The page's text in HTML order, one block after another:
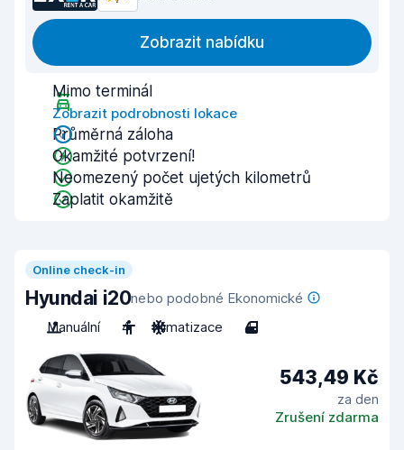
Zobrazit nabídku
Mimo terminál
Zobrazit podrobnosti lokace
Průměrná záloha
Okamžité potvrzení!
Neomezený počet ujetých kilometrů
Zaplatit okamžitě
Online check-in
Hyundai i20nebo podobné Ekonomické
Manuální
4 Klimatizace 4
543,49 Kč
za den
Zrušení zdarma